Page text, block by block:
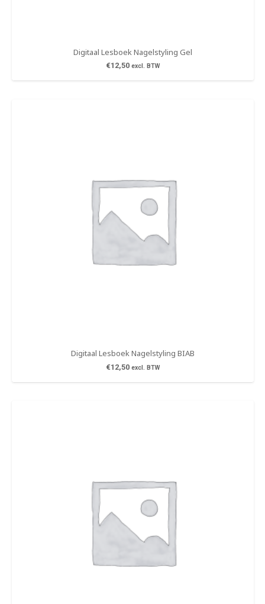
Digitaal Lesboek Nagelstyling Gel
€12,50 excl. BTW
Digitaal Lesboek Nagelstyling BIAB
€12,50 excl. BTW